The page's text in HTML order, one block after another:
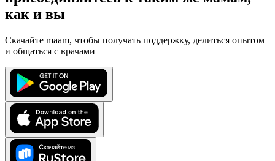
как и вы
Скачайте maam, чтобы получать поддержку, делиться опытом
и общаться с врачами